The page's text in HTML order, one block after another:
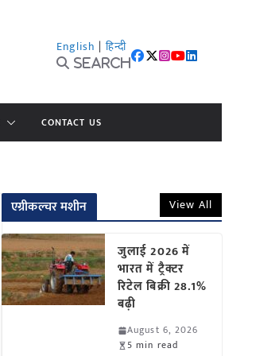
English | हिन्दी
Search
CONTACT US
एग्रीकल्चर मशीन View All
जुलाई 2026 में
भारत में ट्रैक्टर
रिटेल बिक्री 28.1%
बढ़ी
August 6, 2026
5 min read